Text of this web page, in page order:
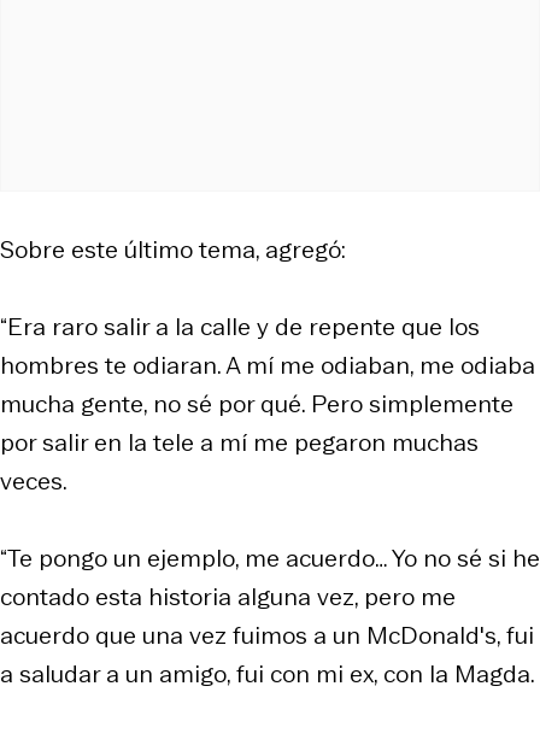
Sobre este último tema, agregó:
“Era raro salir a la calle y de repente que los
hombres te odiaran. A mí me odiaban, me odiaba
mucha gente, no sé por qué. Pero simplemente
por salir en la tele a mí me pegaron muchas
veces.
“Te pongo un ejemplo, me acuerdo… Yo no sé si he
contado esta historia alguna vez, pero me
acuerdo que una vez fuimos a un McDonald's, fui
a saludar a un amigo, fui con mi ex, con la Magda.